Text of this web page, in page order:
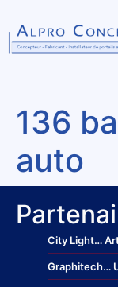
136
auto
City Light…
Graphitech…